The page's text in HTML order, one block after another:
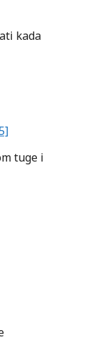
kada
tuge i